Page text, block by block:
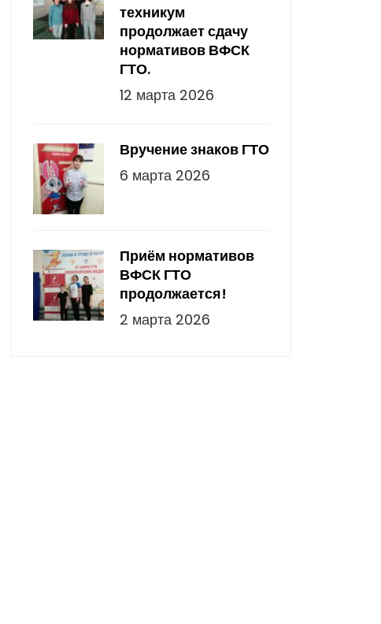
техникум
продолжает сдачу
нормативов ВФСК
ГТО.
12 марта 2026
Вручение знаков ГТО
6 марта 2026
Приём нормативов
ВФСК ГТО
продолжается!
2 марта 2026